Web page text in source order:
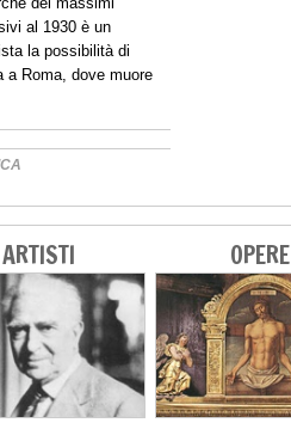
al 1930 è un
la possibilità di
a Roma, dove muore
ARTISTI OPERE